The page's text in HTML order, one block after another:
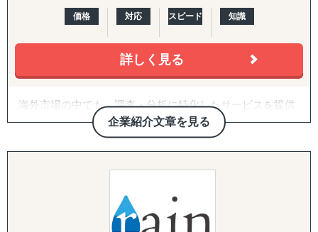
『販路構築チーム』
↳ アポイント取得
『体制構築チーム』
↳ 会社設立（登記・銀行口座）
↳ 不動産探索（オフィス・倉庫・店舗・住居）
↳ 店舗開業パッケージ（許認可・内装・採用・集客）
・国際税務・監査・労務
設計、駐在員税務、グローバル税務戦略まで、会計事務所
を母体とした専門家ネットワークで網羅します。
価格 対応 スピード 知識
詳しく見る
企業紹介文章を見る
海外市場の中でも、調査・分析に特化したサービスを提供
しております。
たとえば、市場の調査・分析に関しては、外部環境の影響
を推測するPEST分析や、ビジネスモデルの仮説検証など
が必要なのか、クライアントのご相談背景まですり合わせ
をすることを徹底していることが強みとなっています。